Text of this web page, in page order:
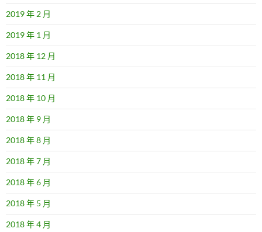
2019 年 2 月
2019 年 1 月
2018 年 12 月
2018 年 11 月
2018 年 10 月
2018 年 9 月
2018 年 8 月
2018 年 7 月
2018 年 6 月
2018 年 5 月
2018 年 4 月